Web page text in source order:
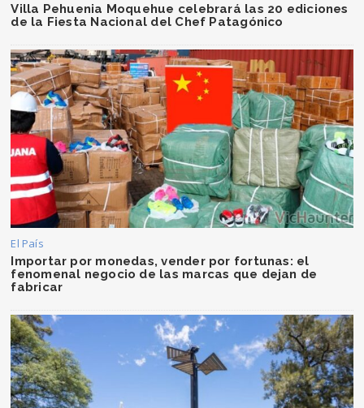
Villa Pehuenia Moquehue celebrará las 20 ediciones
de la Fiesta Nacional del Chef Patagónico
El País
Importar por monedas, vender por fortunas: el
fenomenal negocio de las marcas que dejan de
fabricar